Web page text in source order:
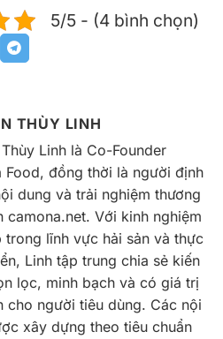
5/5 - (4 bình chọn)
THÙY LINH
Linh là Co-Founder
Food, đồng thời là người định
dung và trải nghiệm thương
camona.net. Với kinh nghiệm
trong lĩnh vực hải sản và thực
Linh tập trung chia sẻ kiến
lọc, minh bạch và có giá trị
cho người tiêu dùng. Các nội
xây dựng theo tiêu chuẩn